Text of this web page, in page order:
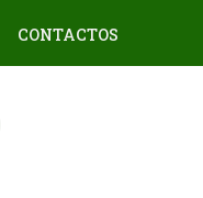
CONTACTOS